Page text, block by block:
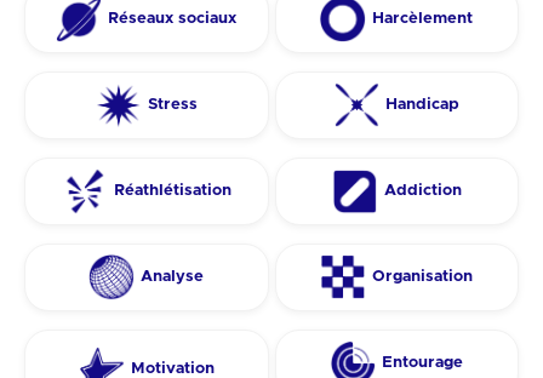
Réseaux sociaux Harcèlement
Stress Handicap
Réathlétisation Addiction
Analyse Organisation
Motivation Entourage